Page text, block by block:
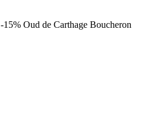
-15% Oud de Carthage Boucheron